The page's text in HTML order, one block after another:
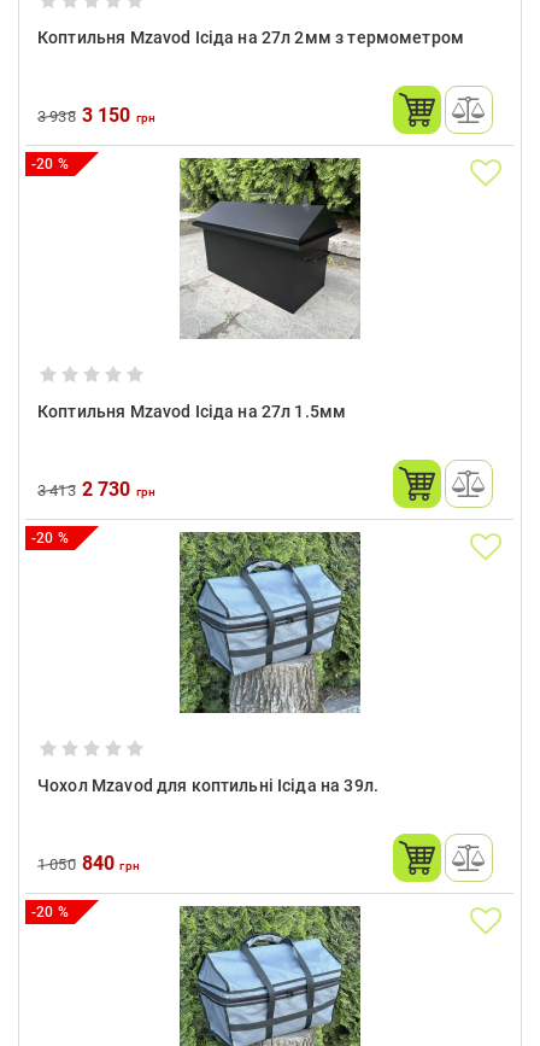
Коптильня Mzavod Ісіда на 27л 2мм з термометром
3 938 3 150 грн
-20 %
Коптильня Mzavod Ісіда на 27л 1.5мм
3 413 2 730 грн
-20 %
Чохол Mzavod для коптильні Ісіда на 39л.
1 050 840грн
-20 %